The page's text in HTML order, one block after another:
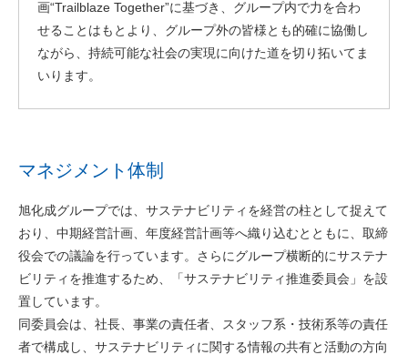
画“Trailblaze Together”に基づき、グループ内で力を合わ
せることはもとより、グループ外の皆様とも的確に協働し
ながら、持続可能な社会の実現に向けた道を切り拓いてま
いります。
マネジメント体制
旭化成グループでは、サステナビリティを経営の柱として捉えて
おり、中期経営計画、年度経営計画等へ織り込むとともに、取締
役会での議論を行っています。さらにグループ横断的にサステナ
ビリティを推進するため、「サステナビリティ推進委員会」を設
置しています。
同委員会は、社長、事業の責任者、スタッフ系・技術系等の責任
者で構成し、サステナビリティに関する情報の共有と活動の方向